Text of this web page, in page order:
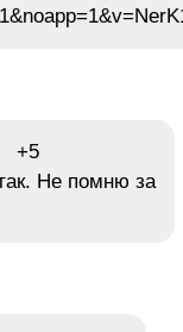
+5
Не помню за